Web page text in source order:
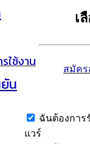
ใช้งาน
น
เ
สมัคร
ฉันต้องการ
แวร์